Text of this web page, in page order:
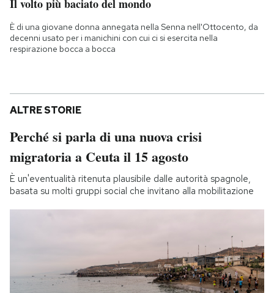
Il volto più baciato del mondo
È di una giovane donna annegata nella Senna nell'Ottocento, da
decenni usato per i manichini con cui ci si esercita nella
respirazione bocca a bocca
ALTRE STORIE
Perché si parla di una nuova crisi
migratoria a Ceuta il 15 agosto
È un'eventualità ritenuta plausibile dalle autorità spagnole,
basata su molti gruppi social che invitano alla mobilitazione